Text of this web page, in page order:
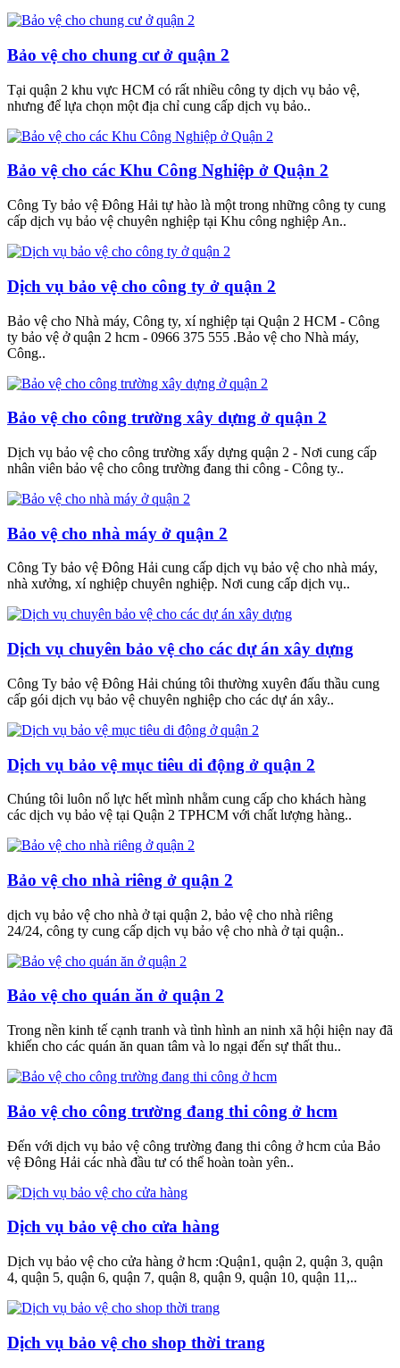
Bảo vệ cho chung cư ở quận 2
Tại quận 2 khu vực HCM có rất nhiều công ty dịch vụ bảo vệ,
nhưng để lựa chọn một địa chỉ cung cấp dịch vụ bảo..
Bảo vệ cho các Khu Công Nghiệp ở Quận 2
Công Ty bảo vệ Đông Hải tự hào là một trong những công ty cung
cấp dịch vụ bảo vệ chuyên nghiệp tại Khu công nghiệp An..
Dịch vụ bảo vệ cho công ty ở quận 2
Bảo vệ cho Nhà máy, Công ty, xí nghiệp tại Quận 2 HCM - Công
ty bảo vệ ở quận 2 hcm - 0966 375 555 .Bảo vệ cho Nhà máy,
Công..
Bảo vệ cho công trường xây dựng ở quận 2
Dịch vụ bảo vệ cho công trường xấy dựng quận 2 - Nơi cung cấp
nhân viên bảo vệ cho công trường đang thi công - Công ty..
Bảo vệ cho nhà máy ở quận 2
Công Ty bảo vệ Đông Hải cung cấp dịch vụ bảo vệ cho nhà máy,
nhà xưởng, xí nghiệp chuyên nghiệp. Nơi cung cấp dịch vụ..
Dịch vụ chuyên bảo vệ cho các dự án xây dựng
Công Ty bảo vệ Đông Hải chúng tôi thường xuyên đấu thầu cung
cấp gói dịch vụ bảo vệ chuyên nghiệp cho các dự án xây..
Dịch vụ bảo vệ mục tiêu di động ở quận 2
Chúng tôi luôn nổ lực hết mình nhằm cung cấp cho khách hàng
các dịch vụ bảo vệ tại Quận 2 TPHCM với chất lượng hàng..
Bảo vệ cho nhà riêng ở quận 2
dịch vụ bảo vệ cho nhà ở tại quận 2, bảo vệ cho nhà riêng
24/24, công ty cung cấp dịch vụ bảo vệ cho nhà ở tại quận..
Bảo vệ cho quán ăn ở quận 2
Trong nền kinh tế cạnh tranh và tình hình an ninh xã hội hiện nay đã
khiến cho các quán ăn quan tâm và lo ngại đến sự thất thu..
Bảo vệ cho công trường đang thi công ở hcm
Đến với dịch vụ bảo vệ công trường đang thi công ở hcm của Bảo
vệ Đông Hải các nhà đầu tư có thể hoàn toàn yên..
Dịch vụ bảo vệ cho cửa hàng
Dịch vụ bảo vệ cho cửa hàng ở hcm :Quận1, quận 2, quận 3, quận
4, quận 5, quận 6, quận 7, quận 8, quận 9, quận 10, quận 11,..
Dịch vụ bảo vệ cho shop thời trang